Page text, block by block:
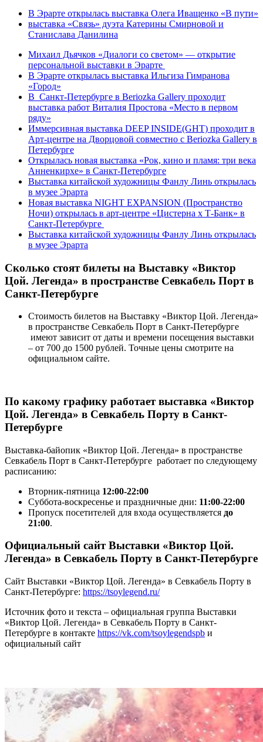
В Эрарте открылась выставка Олега Иващенко «В пути»
выставка «Связь» дуэта Катерины Смирновой и
Станислава Данилина
Михаил Дьячков «Диалоги со светом» — открытие
персональной выставки в Эрарте
В Эрарте открылась выставка Ильгиза Гимранова
«Город»
В Санкт-Петербурге в Beriozka Gallery проходит
выставка работ Виталия Простова «Место в первом
ряду»
Иммерсивная выставка DEEP INSIDE(GHT) проходит в
Арт-центре на Дворцовой совместно с Beriozka Gallery в
Петербурге
Открылась новая выставка «Рок, кино и пламя: три века
Анненкирхе» в Санкт-Петербурге
Выставка китайской художницы Фанлу Линь открылась
в музее Эрарта
Новая выставка NIGHT EXPANSION (Пространство
Ночи) открылась в арт-центре «Цистерна х Т-Банк» в
Санкт-Петербурге
Выставка китайской художницы Фанлу Линь открылась
в музее Эрарта
Сколько стоят билеты на Выставку «Виктор
Цой. Легенда» в пространстве Севкабель Порт в
Санкт-Петербурге
Стоимость билетов на Выставку «Виктор Цой. Легенда»
в пространстве Севкабель Порт в Санкт-Петербурге
имеют зависит от даты и времени посещения выставки
– от 700 до 1500 рублей. Точные цены смотрите на
официальном сайте.
По какому графику работает выставка «Виктор
Цой. Легенда» в Севкабель Порту в Санкт-
Петербурге
Выставка-байопик «Виктор Цой. Легенда» в пространстве
Севкабель Порт в Санкт-Петербурге работает по следующему
расписанию:
Вторник-пятница 12:00-22:00
Суббота-воскресенье и праздничные дни: 11:00-22:00
Пропуск посетителей для входа осуществляется до
21:00.
Официальный сайт Выставки «Виктор Цой.
Легенда» в Севкабель Порту в Санкт-Петербурге
Сайт Выставки «Виктор Цой. Легенда» в Севкабель Порту в
Санкт-Петербурге: https://tsoylegend.ru/
Источник фото и текста – официальная группа Выставки
«Виктор Цой. Легенда» в Севкабель Порту в Санкт-
Петербурге в контакте https://vk.com/tsoylegendspb и
официальный сайт